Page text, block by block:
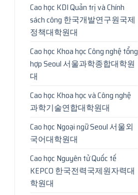
Cao học KDI Quản trị và Chính
sách công 한국개발연구원국제
정책대학원대
Cao học Khoa học Công nghệ tổng
hợp Seoul 서울과학종합대학원
대
Cao học Khoa học và Công nghệ
과학기술연합대학원대
Cao học Ngoại ngữ Seoul 서울외
국어대학원대
Cao học Nguyên tử Quốc tế
KEPCO 한국전력국제원자력대
학원대